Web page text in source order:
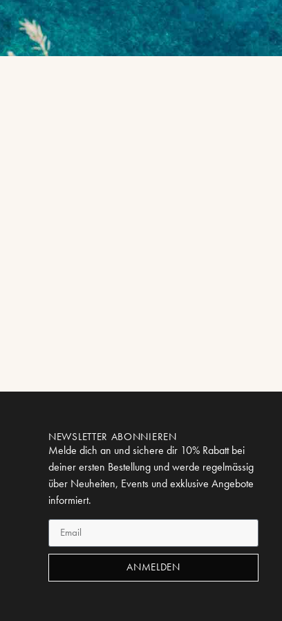
NEWSLETTER ABONNIEREN
Melde dich an und sichere dir 10% Rabatt bei
deiner ersten Bestellung und werde regelmässig
über Neuheiten, Events und exklusive Angebote
informiert.
ANMELDEN